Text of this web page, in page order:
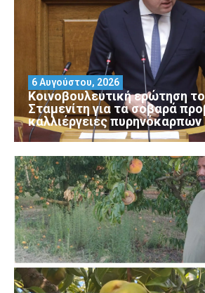
Κοινοβουλευτική ερώτηση
Σταμενίτη για τα σοβαρά
καλλιέργειες πυρηνόκαρπων
6 Αυγούστου, 2026